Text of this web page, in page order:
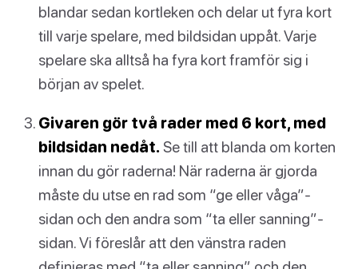
blandar sedan kortleken och delar ut fyra kort
till varje spelare, med bildsidan uppåt. Varje
spelare ska alltså ha fyra kort framför sig i
början av spelet.
Givaren gör två rader med 6 kort, med
bildsidan nedåt. Se till att blanda om korten
innan du gör raderna! När raderna är gjorda
måste du utse en rad som “ge eller våga”-
sidan och den andra som “ta eller sanning”-
sidan. Vi föreslår att den vänstra raden